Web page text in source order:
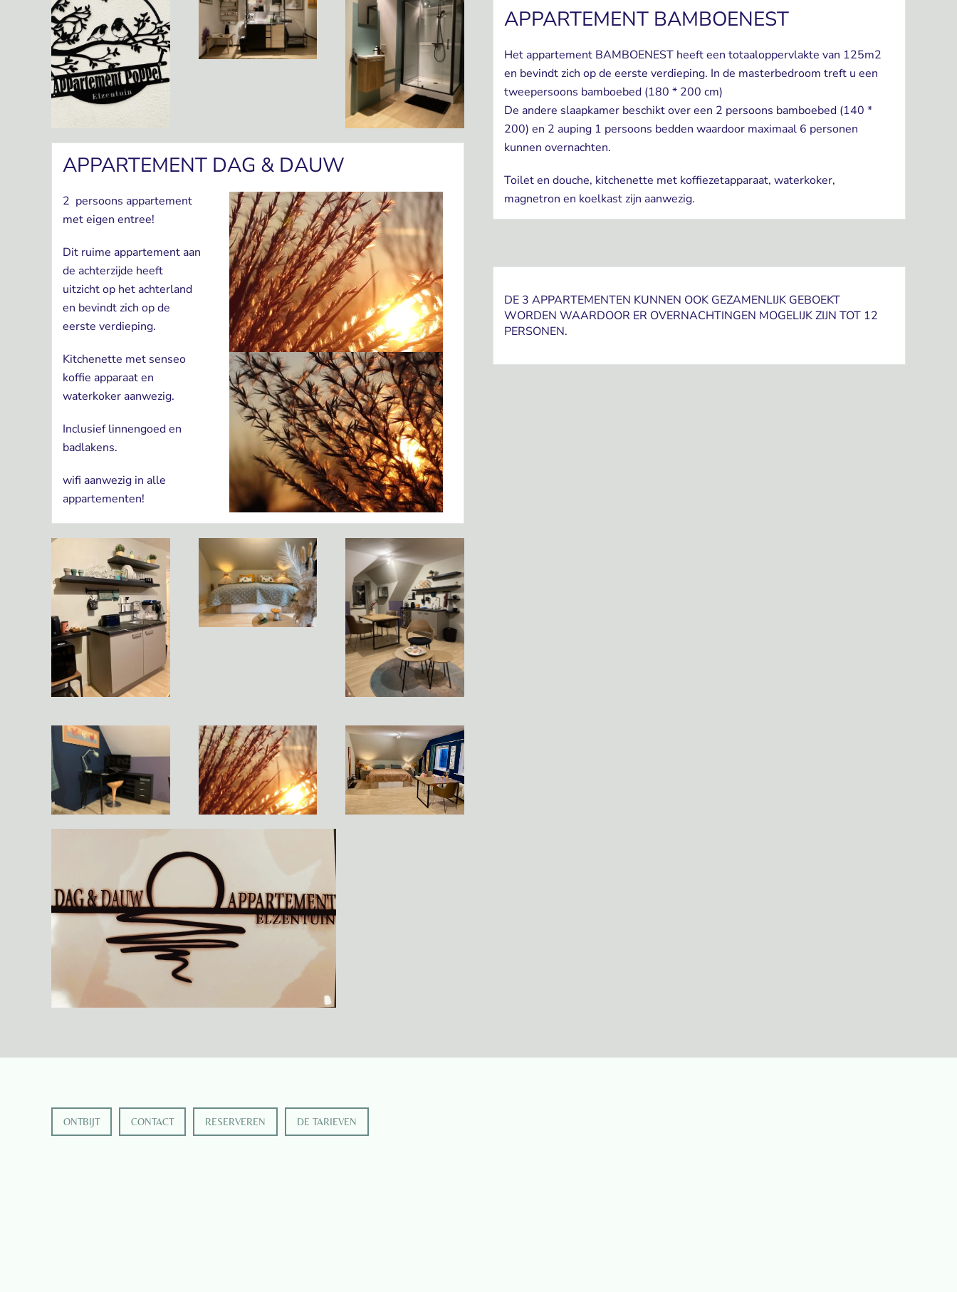
APPARTEMENT DAG & DAUW
2 persoons appartement
met eigen entree!
Dit ruime appartement aan
de achterzijde heeft
uitzicht op het achterland
en bevindt zich op de
eerste verdieping.
Kitchenette met senseo
koffie apparaat en
waterkoker aanwezig.
Inclusief linnengoed en
badlakens.
wifi aanwezig in alle
appartementen!
APPARTEMENT BAMBOENEST
Het appartement BAMBOENEST heeft een totaaloppervlakte van 125m2
en bevindt zich op de eerste verdieping. In de masterbedroom treft u een
tweepersoons bamboebed (180 * 200 cm)
De andere slaapkamer beschikt over een 2 persoons bamboebed (140 *
200) en 2 auping 1 persoons bedden waardoor maximaal 6 personen
kunnen overnachten.
Toilet en douche, kitchenette met koffiezetapparaat, waterkoker,
magnetron en koelkast zijn aanwezig.
DE 3 APPARTEMENTEN KUNNEN OOK GEZAMENLIJK GEBOEKT
WORDEN WAARDOOR ER OVERNACHTINGEN MOGELIJK ZIJN TOT 12
PERSONEN.
ONTBIJT CONTACT RESERVEREN DE TARIEVEN